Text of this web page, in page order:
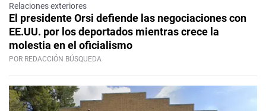
Relaciones exteriores
El presidente Orsi defiende las negociaciones con
EE.UU. por los deportados mientras crece la
molestia en el oficialismo
POR REDACCIÓN BÚSQUEDA